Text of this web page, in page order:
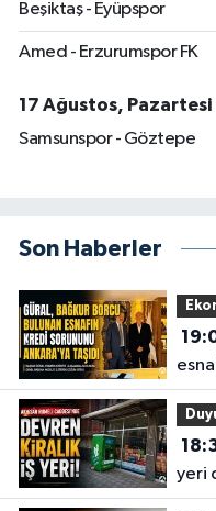
Beşiktaş - Eyüpspor
Amed - Erzurumspor FK
17 Ağustos, Pazartesi
Samsunspor - Göztepe
Son Haberler
yeri